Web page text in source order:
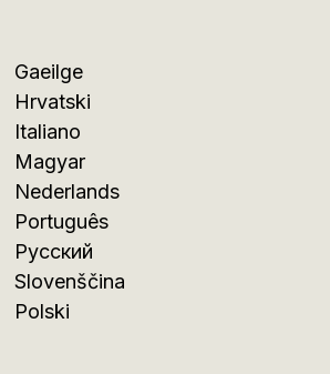
Gaeilge
Hrvatski
Italiano
Magyar
Nederlands
Português
Русский
Slovenščina
Polski